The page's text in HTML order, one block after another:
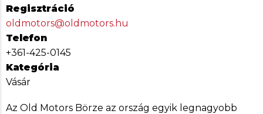
Regisztráció
oldmotors@oldmotors.hu
Telefon
+361-425-0145
Kategória
Vásár
Az Old Motors Börze az ország egyik legnagyobb